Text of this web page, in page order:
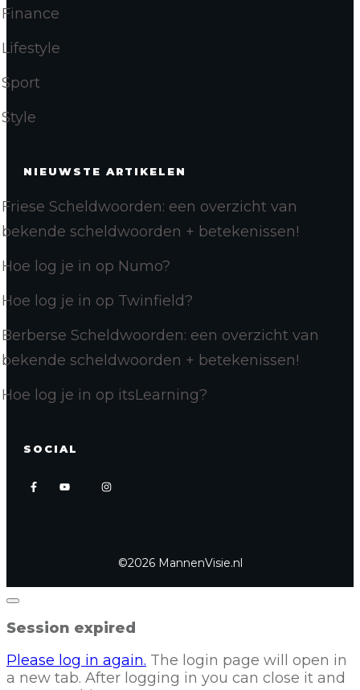
Finance
Lifestyle
Sport
Style
NIEUWSTE ARTIKELEN
Friese Scheldwoorden: een overzicht van
bekende scheldwoorden + betekenissen!
Hoe log je in op Numo?
Hoe log je in op Twinfield?
Berberse Scheldwoorden: een overzicht van
bekende scheldwoorden + betekenissen!
Hoe log je in op itsLearning?
SOCIAL
©2026MannenVisie.nl
Close
Session expired
Please log in again. The login page will open in
a new tab. After logging in you can close it and